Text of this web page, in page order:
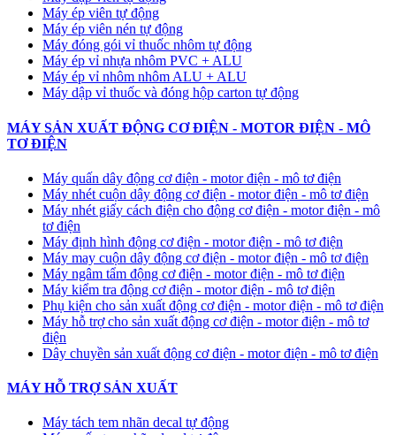
Máy ép viên tự động
​Máy ép viên nén tự động
Máy đóng gói vỉ thuốc nhôm tự động
​Máy ép vỉ nhựa nhôm PVC + ALU
​Máy ép vỉ nhôm nhôm ALU + ALU
Máy dập vỉ thuốc và đóng hộp carton tự động
MÁY SẢN XUẤT ĐỘNG CƠ ĐIỆN - MOTOR ĐIỆN - MÔ
TƠ ĐIỆN
Máy quấn dây động cơ điện - motor điện - mô tơ điện
Máy nhét cuộn dây động cơ điện - motor điện - mô tơ điện
Máy nhét giấy cách điện cho động cơ điện - motor điện - mô
tơ điện
Máy định hình động cơ điện - motor điện - mô tơ điện
Máy may cuộn dây động cơ điện - motor điện - mô tơ điện
Máy ngâm tẩm động cơ điện - motor điện - mô tơ điện
Máy kiểm tra động cơ điện - motor điện - mô tơ điện
Phụ kiện cho sản xuất động cơ điện - motor điện - mô tơ điện
Máy hỗ trợ cho sản xuất động cơ điện - motor điện - mô tơ
điện
Dây chuyền sản xuất động cơ điện - motor điện - mô tơ điện
MÁY HỖ TRỢ SẢN XUẤT
Máy tách tem nhãn decal tự động